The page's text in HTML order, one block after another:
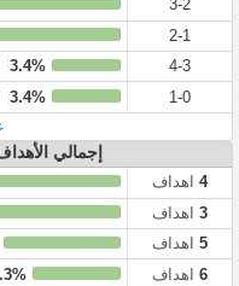
3-2
2-1
4-3
3.4%
1-0
3.4%
إجمالي
4 اهداف
3 اهداف
5 اهداف
6 اهداف